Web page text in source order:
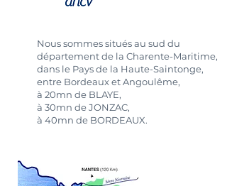
Nous sommes situés au sud du
département de la Charente-Maritime,
dans le Pays de la Haute-Saintonge,
entre Bordeaux et Angoulême,
à 20mn de BLAYE,
à 30mn de JONZAC,
à 40mn de BORDEAUX.